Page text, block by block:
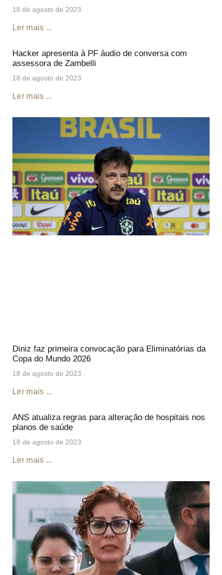
18 de agosto de 2023
Ler mais ...
Hacker apresenta à PF áudio de conversa com
assessora de Zambelli
18 de agosto de 2023
Ler mais ...
Diniz faz primeira convocação para Eliminatórias da
Copa do Mundo 2026
18 de agosto de 2023
Ler mais ...
ANS atualiza regras para alteração de hospitais nos
planos de saúde
18 de agosto de 2023
Ler mais ...